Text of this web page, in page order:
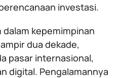
investasi.
kepemimpinan
dua dekade,
pasar internasional,
digital. Pengalamannya